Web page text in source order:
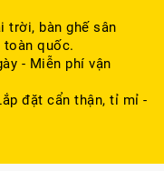
trời, bàn ghế sân
toàn quốc.
- Miễn phí vận
đặt cẩn thận, tỉ mỉ -